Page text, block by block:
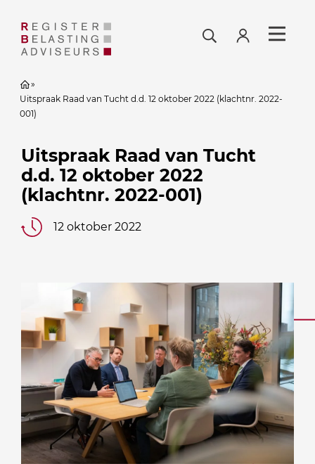
»
Uitspraak Raad van Tucht d.d. 12 oktober 2022 (klachtnr. 2022-
001)
Uitspraak Raad van Tucht
d.d. 12 oktober 2022
(klachtnr. 2022-001)
12 oktober 2022